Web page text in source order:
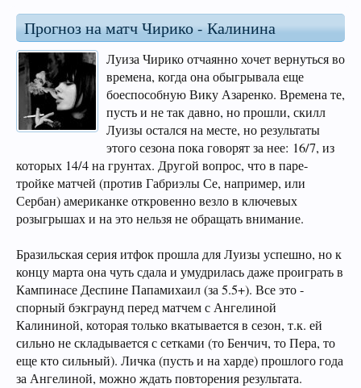
Прогноз на матч Чирико - Калинина
Луиза Чирико отчаянно хочет вернуться во
времена, когда она обыгрывала еще
боеспособную Вику Азаренко. Времена те,
пусть и не так давно, но прошли, скилл
Луизы остался на месте, но результаты
этого сезона пока говорят за нее: 16/7, из
которых 14/4 на грунтах. Другой вопрос, что в паре-
тройке матчей (против Габриэлы Се, например, или
Сербан) американке откровенно везло в ключевых
розыгрышах и на это нельзя не обращать внимание.
Бразильская серия итфок прошла для Луизы успешно, но к
концу марта она чуть сдала и умудрилась даже проиграть в
Кампинасе Деспине Папамихаил (за 5.5+). Все это -
спорный бэкграунд перед матчем с Ангелиной
Калининой, которая только вкатывается в сезон, т.к. ей
сильно не складывается с сетками (то Бенчич, то Пера, то
еще кто сильный). Личка (пусть и на харде) прошлого года
за Ангелиной, можно ждать повторения результата.